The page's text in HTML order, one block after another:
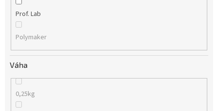
Prof. Lab
Polymaker
Váha
0,25kg